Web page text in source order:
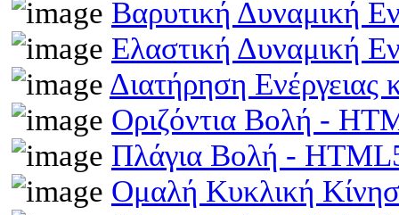
Βαρυτική Δυναμική
Ελαστική Δυναμική
Διατήρηση
Οριζόντια Βολή -
Πλάγια Βολή -
Ομαλή Κυκλική